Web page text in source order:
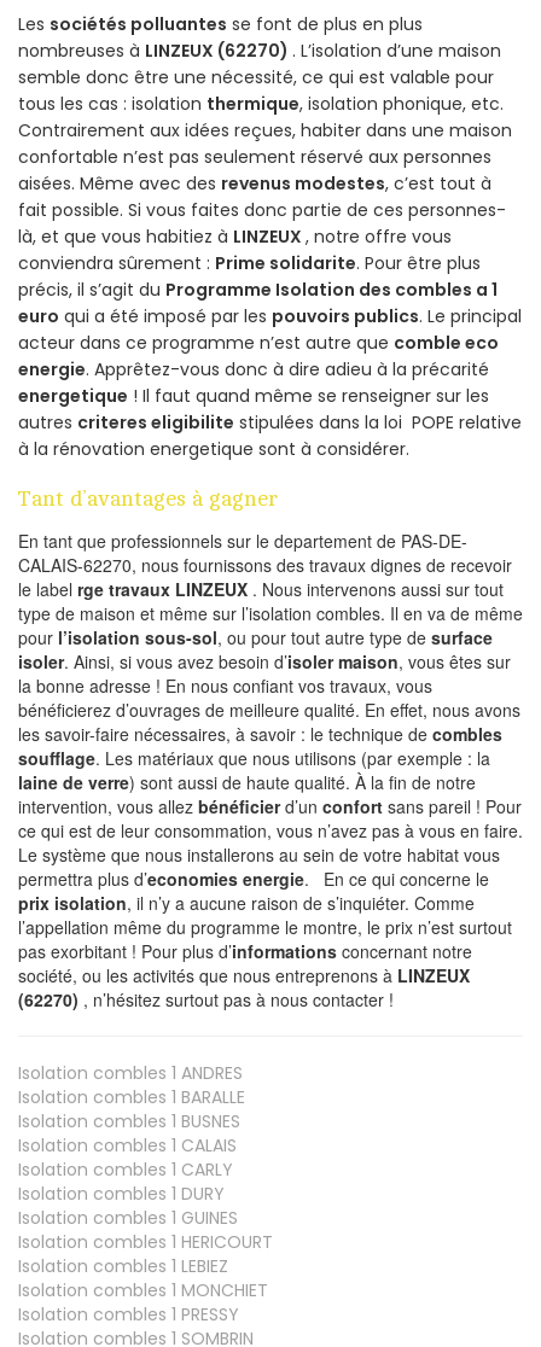
Les sociétés polluantes se font de plus en plus
nombreuses à LINZEUX (62270) . L’isolation d’une maison
semble donc être une nécessité, ce qui est valable pour
tous les cas : isolation thermique, isolation phonique, etc.
Contrairement aux idées reçues, habiter dans une maison
confortable n’est pas seulement réservé aux personnes
aisées. Même avec des revenus modestes, c’est tout à
fait possible. Si vous faites donc partie de ces personnes-
là, et que vous habitiez à LINZEUX , notre offre vous
conviendra sûrement : Prime solidarite. Pour être plus
précis, il s’agit du Programme Isolation des combles a 1
euro qui a été imposé par les pouvoirs publics. Le principal
acteur dans ce programme n’est autre que comble eco
energie. Apprêtez-vous donc à dire adieu à la précarité
energetique ! Il faut quand même se renseigner sur les
autres criteres eligibilite stipulées dans la loi POPE relative
à la rénovation energetique sont à considérer.
Tant d’avantages à gagner
En tant que professionnels sur le departement de PAS-DE-
CALAIS-62270, nous fournissons des travaux dignes de recevoir
le label rge travaux LINZEUX . Nous intervenons aussi sur tout
type de maison et même sur l’isolation combles. Il en va de même
pour l’isolation sous-sol, ou pour tout autre type de surface
isoler. Ainsi, si vous avez besoin d’isoler maison, vous êtes sur
la bonne adresse ! En nous confiant vos travaux, vous
bénéficierez d’ouvrages de meilleure qualité. En effet, nous avons
les savoir-faire nécessaires, à savoir : le technique de combles
soufflage. Les matériaux que nous utilisons (par exemple : la
laine de verre) sont aussi de haute qualité. À la fin de notre
intervention, vous allez bénéficierd’un confort sans pareil ! Pour
ce qui est de leur consommation, vous n’avez pas à vous en faire.
Le système que nous installerons au sein de votre habitat vous
permettra plus d’economies energie. En ce qui concerne le
prix isolation, il n’y a aucune raison de s’inquiéter. Comme
l’appellation même du programme le montre, le prix n’est surtout
pas exorbitant ! Pour plus d’informations concernant notre
société, ou les activités que nous entreprenons à LINZEUX
(62270) , n’hésitez surtout pas à nous contacter !
Isolation combles 1 ANDRES
Isolation combles 1 BARALLE
Isolation combles 1 BUSNES
Isolation combles 1 CALAIS
Isolation combles 1 CARLY
Isolation combles 1 DURY
Isolation combles 1 GUINES
Isolation combles 1 HERICOURT
Isolation combles 1 LEBIEZ
Isolation combles 1 MONCHIET
Isolation combles 1 PRESSY
Isolation combles 1 SOMBRIN